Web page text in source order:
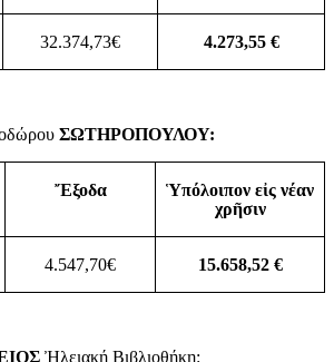
32.374,73€ 4.273,55 €
ΣΩΤΗΡΟΠΟΥΛΟΥ:
Ἔξοδα
Ὑπόλοιπον εἰς νέαν
χρῆσιν
4.547,70€ 15.658,52 €
Ἠλειακή Βιβλιοθήκη: